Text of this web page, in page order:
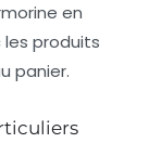
en
produits
panier.